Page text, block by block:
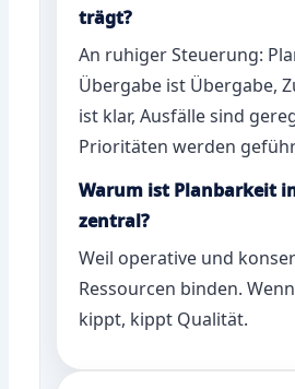
trägt?
An ruhiger Steuerung:
Übergabe ist Übergabe,
ist klar, Ausfälle sind
Prioritäten werden
Warum ist Planbarkeit
zentral?
Weil operative und
Ressourcen binden.
kippt, kippt Qualität.